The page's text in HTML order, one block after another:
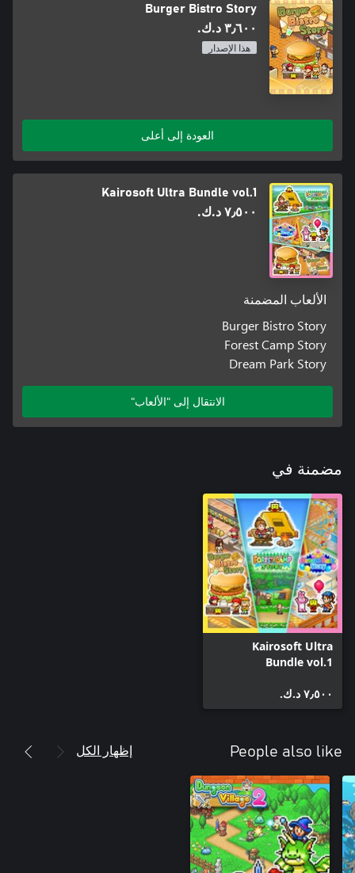
Burger Bistro Story
٣٫٦٠٠ د.ك.‏
هذا الإصدار
العودة إلى أعلى
Kairosoft Ultra Bundle vol.1
٧٫٥٠٠ د.ك.‏
الألعاب المضمنة
Burger Bistro Story
Forest Camp Story
Dream Park Story
الانتقال إلى "الألعاب"
مضمنة في
Kairosoft Ultra
Bundle vol.1
٧٫٥٠٠ د.ك.‏
People also like إظهار الكل